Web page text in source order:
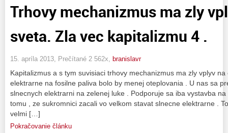
Trhovy mechanizmus ma zly
sveta. Zla vec kapitalizmu 4 .
15. apríla 2013, Prečítané 2 562x, branislavr
Kapitalizmus a s tym suvisiaci trhovy mechanizmus ma zly vplyv
elektrarne na fosilne paliva bolo by menej oteplovania . U nas sa
slnecnych elektrarni na zelenej luke . Podporuje sa iba vystavba
tomu , ze sukromnici zacali vo velkom stavat slnecne elektrarne .
velmi […]
Pokračovanie článku